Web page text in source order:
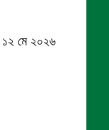
মে ২০২৬